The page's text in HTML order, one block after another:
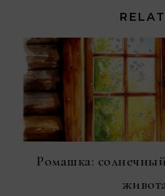
Ромашка: